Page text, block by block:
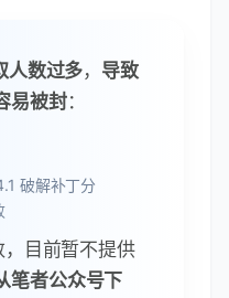
人数过多， 导致
易被封：
破解补丁分
目前暂不提供
笔者公众号下